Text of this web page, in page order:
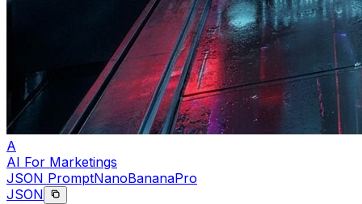
A
AI For Marketings
JSON PromptNanoBananaPro
JSON